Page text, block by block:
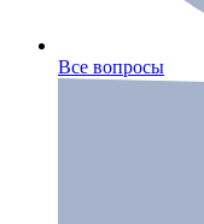
Все вопросы